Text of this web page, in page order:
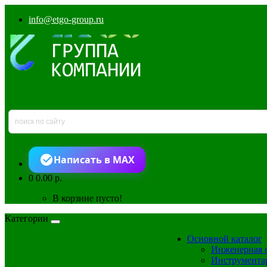
info@etgo-group.ru
Написать в MAX
00.00 р.
В корзине пусто!
Категории
Основной каталог
Инженерная